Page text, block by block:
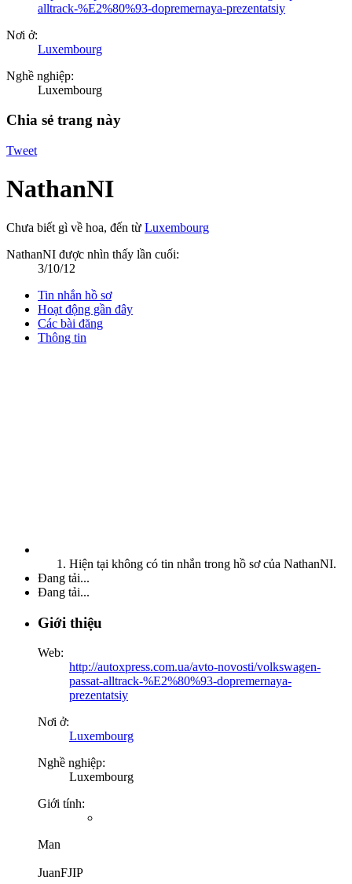
alltrack-%E2%80%93-dopremernaya-prezentatsiy
Nơi ở:
Luxembourg
Nghề nghiệp:
Luxembourg
Chia sẻ trang này
Tweet
NathanNI
Chưa biết gì về hoa, đến từ Luxembourg
NathanNI được nhìn thấy lần cuối:
3/10/12
Tin nhắn hồ sơ
Hoạt động gần đây
Các bài đăng
Thông tin
Hiện tại không có tin nhắn trong hồ sơ của NathanNI.
Đang tải...
Đang tải...
Giới thiệu
Web:
http://autoxpress.com.ua/avto-novosti/volkswagen-
passat-alltrack-%E2%80%93-dopremernaya-
prezentatsiy
Nơi ở:
Luxembourg
Nghề nghiệp:
Luxembourg
Giới tính:
Man
JuanFJIP